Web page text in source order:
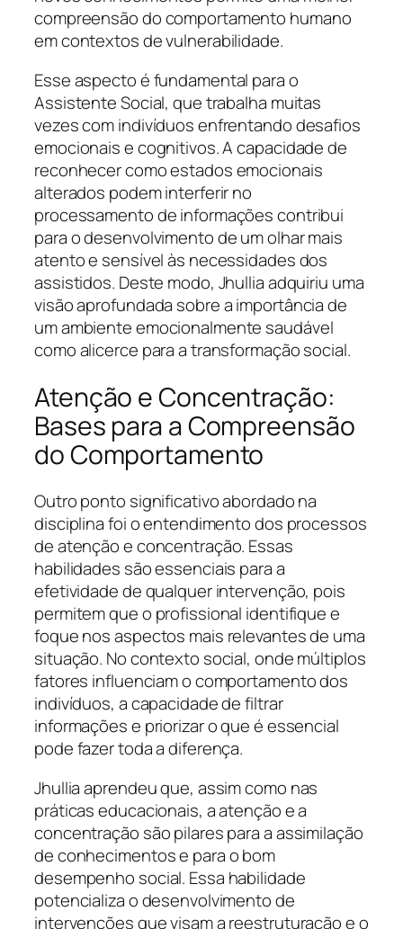
compreensão do comportamento humano
em contextos de vulnerabilidade.
Esse aspecto é fundamental para o
Assistente Social, que trabalha muitas
vezes com indivíduos enfrentando desafios
emocionais e cognitivos. A capacidade de
reconhecer como estados emocionais
alterados podem interferir no
processamento de informações contribui
para o desenvolvimento de um olhar mais
atento e sensível às necessidades dos
assistidos. Deste modo, Jhullia adquiriu uma
visão aprofundada sobre a importância de
um ambiente emocionalmente saudável
como alicerce para a transformação social.
Atenção e Concentração:
Bases para a Compreensão
do Comportamento
Outro ponto significativo abordado na
disciplina foi o entendimento dos processos
de atenção e concentração. Essas
habilidades são essenciais para a
efetividade de qualquer intervenção, pois
permitem que o profissional identifique e
foque nos aspectos mais relevantes de uma
situação. No contexto social, onde múltiplos
fatores influenciam o comportamento dos
indivíduos, a capacidade de filtrar
informações e priorizar o que é essencial
pode fazer toda a diferença.
Jhullia aprendeu que, assim como nas
práticas educacionais, a atenção e a
concentração são pilares para a assimilação
de conhecimentos e para o bom
desempenho social. Essa habilidade
potencializa o desenvolvimento de
intervenções que visam a reestruturação e o